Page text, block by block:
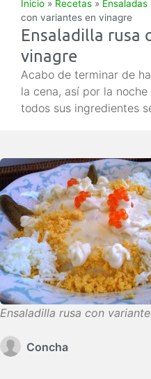
Inicio » Recetas »
con variantes en vinagre
Ensaladilla rusa
vinagre
Acabo de terminar de
la cena, así por la
todos sus ingredientes
Ensaladilla rusa con
Concha